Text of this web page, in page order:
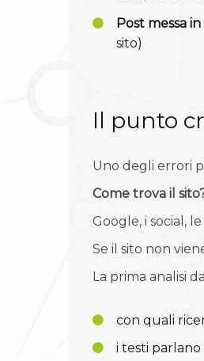
Post messa
sito)
Il punto
Uno degli errori
Come trova il
Google, i social,
Se il sito non
La prima analisi
con quali
i testi